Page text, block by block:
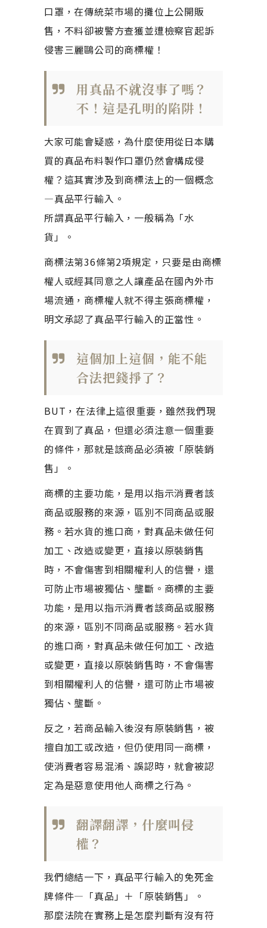
口罩，在傳統菜市場的攤位上公開販
售，不料卻被警方查獲並遭檢察官起訴
侵害三麗鷗公司的商標權！
用真品不就沒事了嗎？
不！這是孔明的陷阱！
大家可能會疑惑，為什麼使用從日本購
買的真品布料製作口罩仍然會構成侵
權？這其實涉及到商標法上的一個概念
—真品平行輸入。
所謂真品平行輸入，一般稱為「水
貨」。
商標法第36條第2項規定，只要是由商標
權人或經其同意之人讓產品在國內外市
場流通，商標權人就不得主張商標權，
明文承認了真品平行輸入的正當性。
這個加上這個，能不能
合法把錢掙了？
BUT，在法律上這很重要，雖然我們現
在買到了真品，但還必須注意一個重要
的條件，那就是該商品必須被「原裝銷
售」。
商標的主要功能，是用以指示消費者該
商品或服務的來源，區別不同商品或服
務。若水貨的進口商，對真品未做任何
加工、改造或變更，直接以原裝銷售
時，不會傷害到相關權利人的信譽，還
可防止市場被獨佔、壟斷。商標的主要
功能，是用以指示消費者該商品或服務
的來源，區別不同商品或服務。若水貨
的進口商，對真品未做任何加工、改造
或變更，直接以原裝銷售時，不會傷害
到相關權利人的信譽，還可防止市場被
獨佔、壟斷。
反之，若商品輸入後沒有原裝銷售，被
擅自加工或改造，但仍使用同一商標，
使消費者容易混淆、誤認時，就會被認
定為是惡意使用他人商標之行為。
翻譯翻譯，什麼叫侵
權？
我們總結一下，真品平行輸入的免死金
牌條件—「真品」＋「原裝銷售」。
那麼法院在實務上是怎麼判斷有沒有符